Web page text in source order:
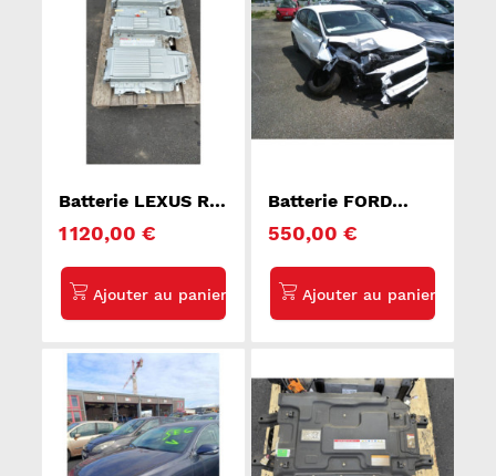
Batterie LEXUS RX
1 120,00 €
Batterie FORD
550,00 €